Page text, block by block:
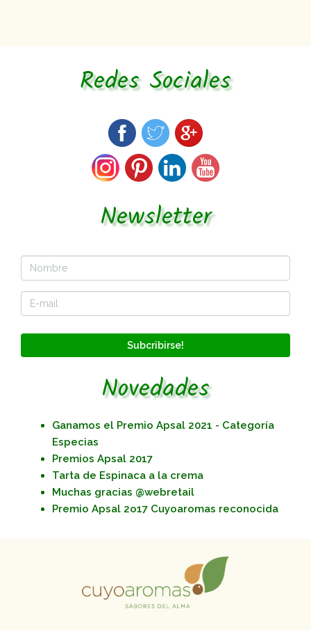
Redes Sociales
Newsletter
Subcribirse!
Novedades
Ganamos el Premio Apsal 2021 - Categoría
Especias
Premios Apsal 2017
Tarta de Espinaca a la crema
Muchas gracias @webretail
Premio Apsal 2o17 Cuyoaromas reconocida